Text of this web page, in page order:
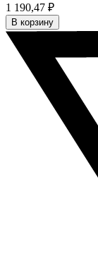
1 190,47 ₽
В корзину